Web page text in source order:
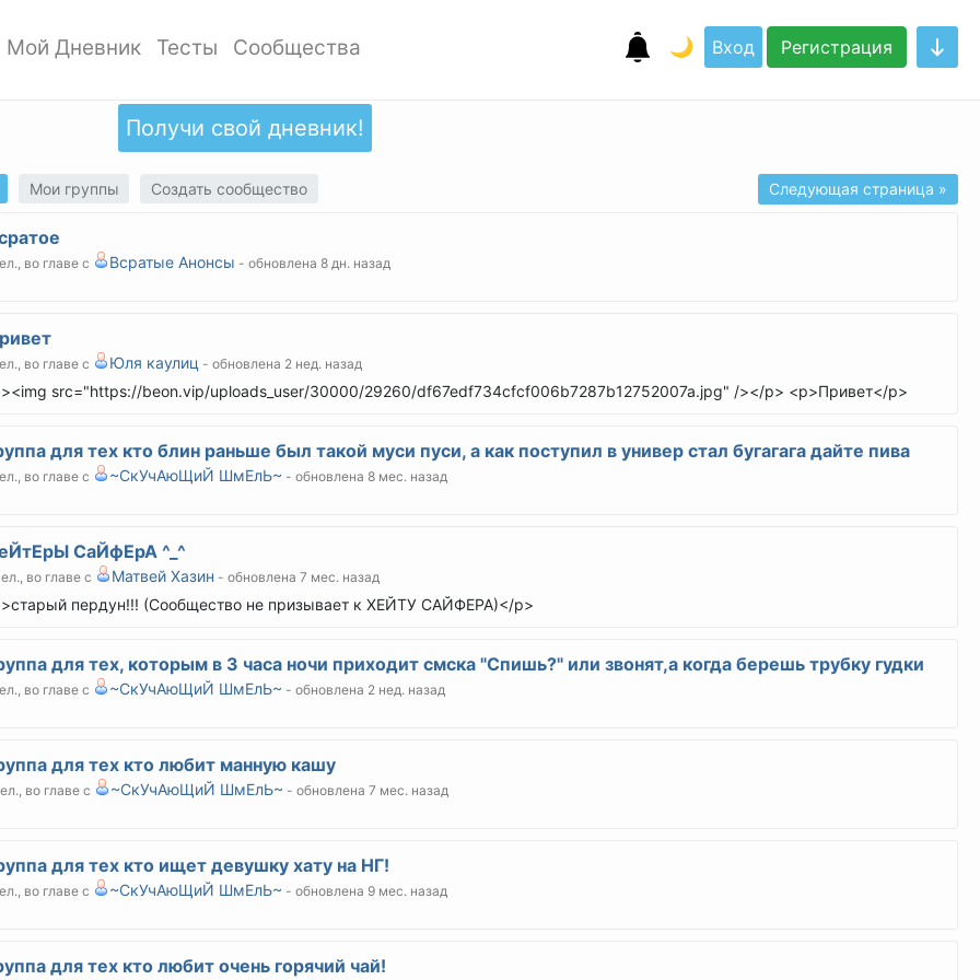
Мой Дневник
Добавить запись
Дизайн дневника
Обзор записей
Тесты
Добавить тест
Популярные тесты
Новые тесты
Сообщества
Создать сообщество
Обзор сообществ
🌙 Вход Регистрация
Получи свой дневник!
Мои группы Создать сообщество Следующая страница »
во главе с Всратые Анонсы - обновлена 8 дн. назад
во главе с Юля каулиц - обновлена 2 нед. назад
src="https://beon.vip/uploads_user/30000/29260/df67edf734cfcf006b7287b12752007a.jpg" /></p> <p>Привет</p>
для тех кто блин раньше был такой муси пуси, а как поступил в универ стал бугагага дайте пива
во главе с ~СкУчАюЩиЙ ШмЕлЬ~ - обновлена 8 мес. назад
СаЙфЕрА ^_^
во главе с Матвей Хазин - обновлена 7 мес. назад
пердун!!! (Сообщество не призывает к ХЕЙТУ САЙФЕРА)</p>
для тех, которым в 3 часа ночи приходит смска "Спишь?" или звонят,а когда берешь трубку гудки
во главе с ~СкУчАюЩиЙ ШмЕлЬ~ - обновлена 2 нед. назад
для тех кто любит манную кашу
во главе с ~СкУчАюЩиЙ ШмЕлЬ~ - обновлена 7 мес. назад
для тех кто ищет девушку хату на НГ!
во главе с ~СкУчАюЩиЙ ШмЕлЬ~ - обновлена 9 мес. назад
для тех кто любит очень горячий чай!